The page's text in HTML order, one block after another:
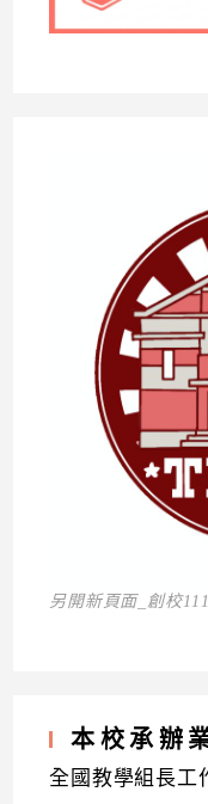
另開新頁面_創校
本校承辦
全國教學組長工